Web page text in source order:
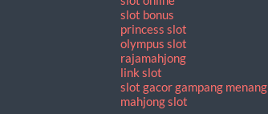
slot bonus
princess slot
olympus slot
rajamahjong
link slot
slot gacor gampang menang
mahjong slot